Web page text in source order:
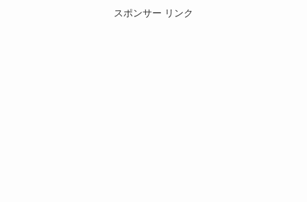
スポンサー リンク